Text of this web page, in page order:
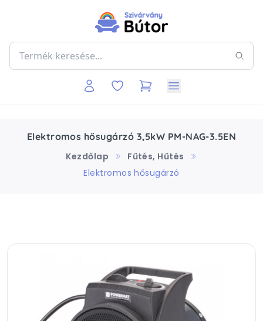
Elektromos hősugárzó 3,5kW PM-NAG-3.5EN
Kezdőlap
Fűtés, Hűtés
Elektromos hősugárzó